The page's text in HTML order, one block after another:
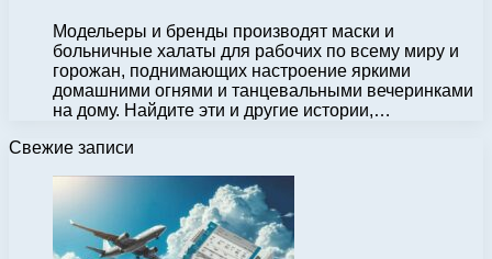
Модельеры и бренды производят маски и
больничные халаты для рабочих по всему миру и
горожан, поднимающих настроение яркими
домашними огнями и танцевальными вечеринками
на дому. Найдите эти и другие истории,…
Свежие записи